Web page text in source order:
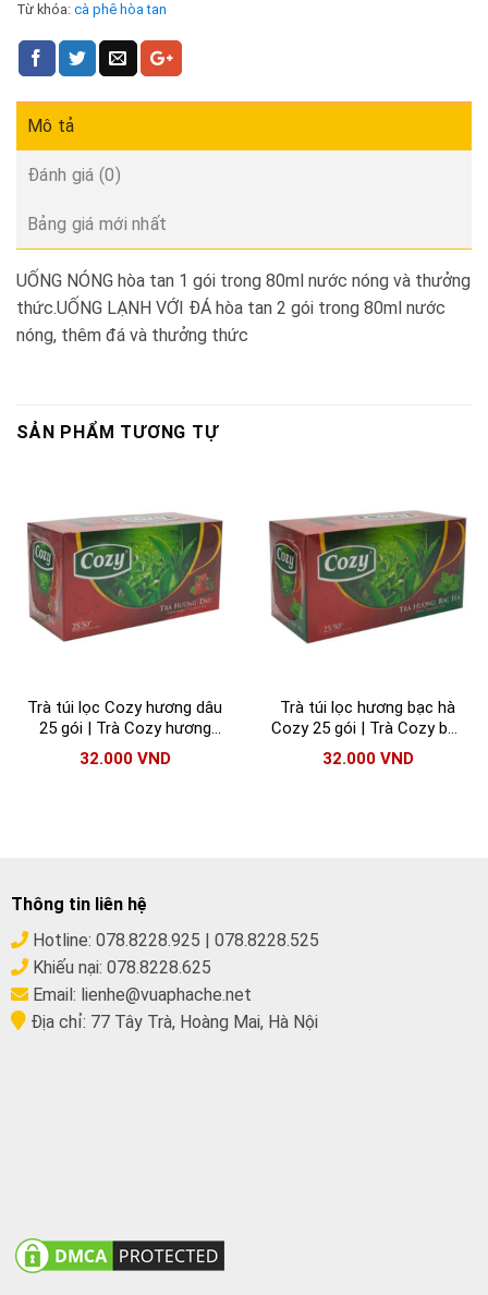
Từ khóa: cà phê hòa tan
Mô tả
Đánh giá (0)
Bảng giá mới nhất
UỐNG NÓNG hòa tan 1 gói trong 80ml nước nóng và thưởng
thức.UỐNG LẠNH VỚI ĐÁ hòa tan 2 gói trong 80ml nước
nóng, thêm đá và thưởng thức
SẢN PHẨM TƯƠNG TỰ
Trà túi lọc Cozy hương dâu
25 gói | Trà Cozy hương
dâu chính hãng
32.000 VND
Trà túi lọc hương bạc hà
Cozy 25 gói | Trà Cozy bạc
hà chính hãng
32.000 VND
Thông tin liên hệ
Hotline: 078.8228.925
078.8228.525
Khiếu nại: 078.8228.625
Email: lienhe@vuaphache.net
Địa chỉ: 77 Tây Trà, Hoàng Mai, Hà Nội